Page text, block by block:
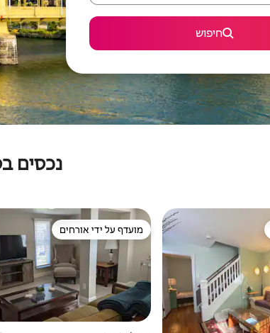
חיפוש
נכסים
מועדף על ידי אורחים
מועדף על ידי אורחים